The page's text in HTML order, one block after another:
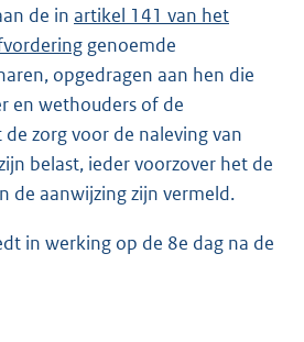
de in artikel 141 van het
genoemde
opgedragen aan hen die
en wethouders of de
zorg voor de naleving van
belast, ieder voorzover het de
de aanwijzing zijn vermeld.
in werking op de 8e dag na de